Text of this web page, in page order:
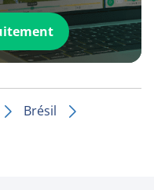
Brésil